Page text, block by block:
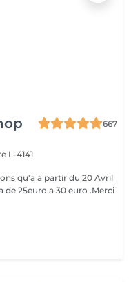
667
L-4141
qu'a a partir du 20 Avril
de 25euro a 30 euro .Merci